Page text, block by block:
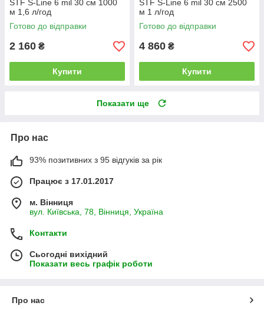
STF S-Line 6 mil 30 см 1000
м 1,6 л/год
Готово до відправки
2 160 ₴
Купити
STF S-Line 6 mil 30 см 2500
м 1 л/год
Готово до відправки
4 860 ₴
Купити
Показати ще
Про нас
93% позитивних з 95 відгуків за рік
Працює з 17.01.2017
м. Вінниця
вул. Київська, 78, Вінниця, Україна
Контакти
Сьогодні вихідний
Показати весь графік роботи
Про нас